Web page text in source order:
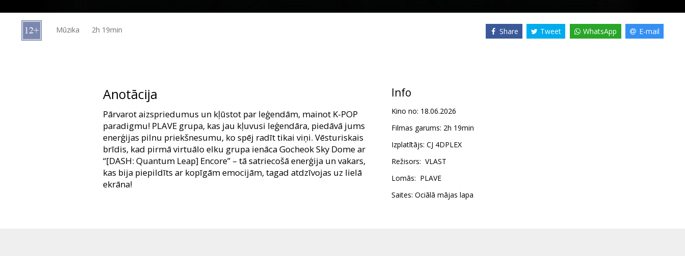
kartes
Mūzika 2h 19min Share Tweet WhatsApp E-mail
Anotācija
Pārvarot aizspriedumus un kļūstot par leģendām, mainot K-POP
paradigmu! PLAVE grupa, kas jau kļuvusi leģendāra, piedāvā jums
enerģijas pilnu priekšnesumu, ko spēj radīt tikai viņi. Vēsturiskais
brīdis, kad pirmā virtuālo elku grupa ienāca Gocheok Sky Dome ar
“[DASH: Quantum Leap] Encore” – tā satriecošā enerģija un vakars,
kas bija piepildīts ar kopīgām emocijām, tagad atdzīvojas uz lielā
ekrāna!
Info
Kino no: 18.06.2026
Filmas garums: 2h 19min
Izplatītājs: CJ 4DPLEX
Režisors: VLAST
Lomās: PLAVE
Saites: Oficiālā mājas lapa